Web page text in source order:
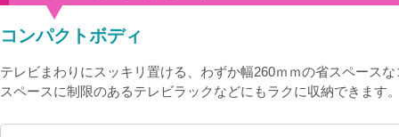
コンパクトボディ
テレビまわりにスッキリ置ける、わずか幅260ｍｍの省スペース
スペースに制限のあるテレビラックなどにもラクに収納できます